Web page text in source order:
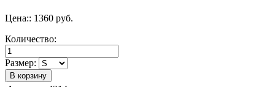
Цена:: 1360 руб.
Количество:
Размер:
В корзину